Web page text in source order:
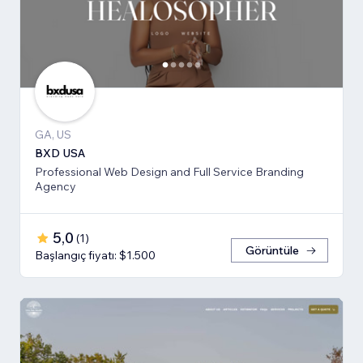
GA, US
BXD USA
Professional Web Design and Full Service Branding
Agency
5,0 (1)
Başlangıç fiyatı: $1.500
Görüntüle